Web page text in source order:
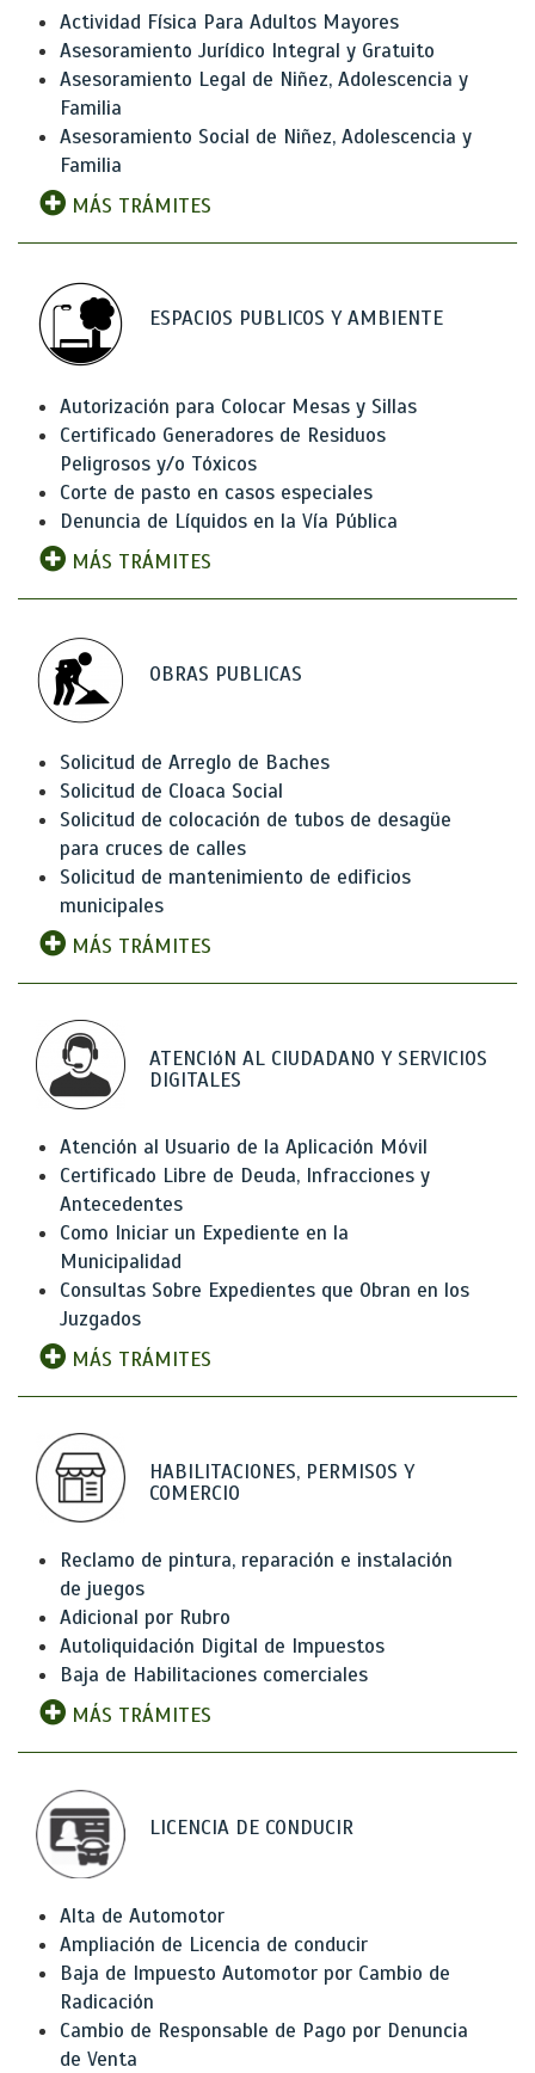
Actividad Física Para Adultos Mayores
Asesoramiento Jurídico Integral y Gratuito
Asesoramiento Legal de Niñez, Adolescencia y
Familia
Asesoramiento Social de Niñez, Adolescencia y
Familia
MÁS TRÁMITES
ESPACIOS PUBLICOS Y AMBIENTE
Autorización para Colocar Mesas y Sillas
Certificado Generadores de Residuos
Peligrosos y/o Tóxicos
Corte de pasto en casos especiales
Denuncia de Líquidos en la Vía Pública
MÁS TRÁMITES
OBRAS PUBLICAS
Solicitud de Arreglo de Baches
Solicitud de Cloaca Social
Solicitud de colocación de tubos de desagüe
para cruces de calles
Solicitud de mantenimiento de edificios
municipales
MÁS TRÁMITES
ATENCIóN AL CIUDADANO Y SERVICIOS
DIGITALES
Atención al Usuario de la Aplicación Móvil
Certificado Libre de Deuda, Infracciones y
Antecedentes
Como Iniciar un Expediente en la
Municipalidad
Consultas Sobre Expedientes que Obran en los
Juzgados
MÁS TRÁMITES
HABILITACIONES, PERMISOS Y
COMERCIO
Reclamo de pintura, reparación e instalación
de juegos
Adicional por Rubro
Autoliquidación Digital de Impuestos
Baja de Habilitaciones comerciales
MÁS TRÁMITES
LICENCIA DE CONDUCIR
Alta de Automotor
Ampliación de Licencia de conducir
Baja de Impuesto Automotor por Cambio de
Radicación
Cambio de Responsable de Pago por Denuncia
de Venta